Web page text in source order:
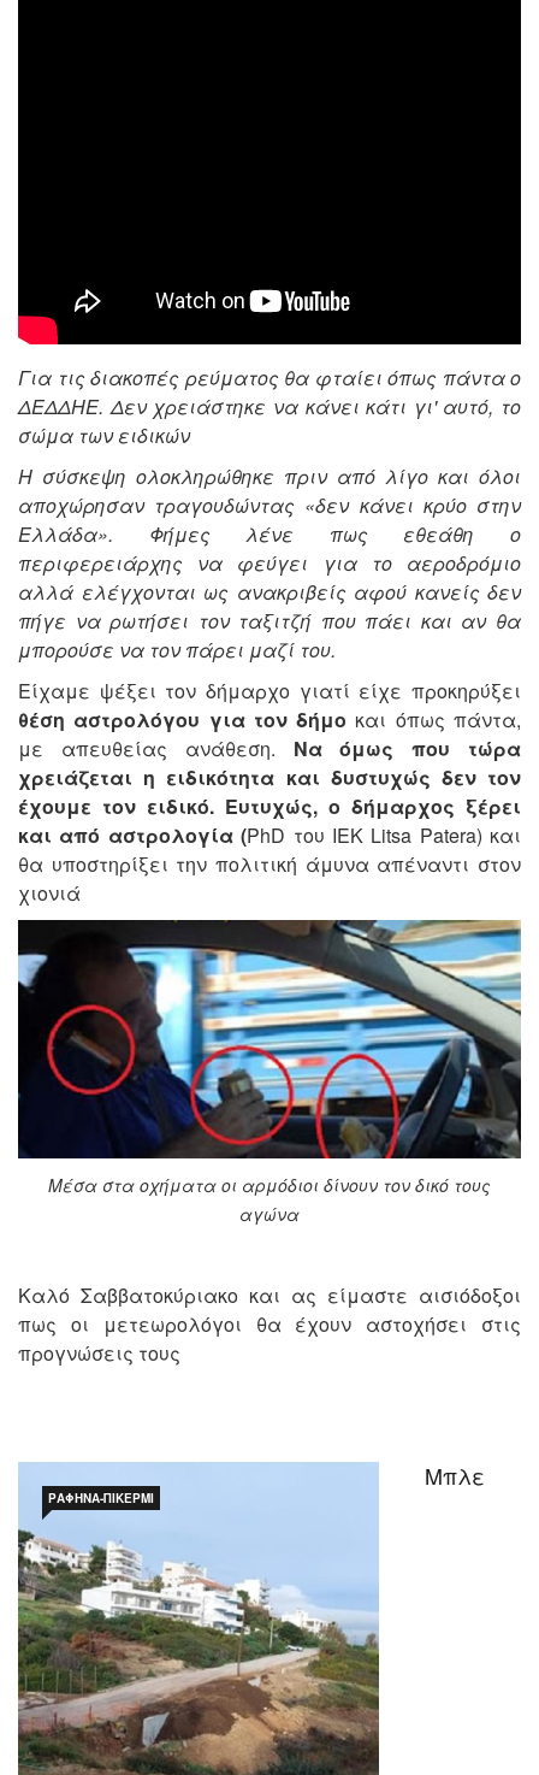
Για τις διακοπές ρεύματος θα φταίει όπως πάντα ο
ΔΕΔΔΗΕ. Δεν χρειάστηκε να κάνει κάτι γι' αυτό, το
σώμα των ειδικών
Η σύσκεψη ολοκληρώθηκε πριν από λίγο και όλοι
αποχώρησαν τραγουδώντας «δεν κάνει κρύο στην
Ελλάδα». Φήμες λένε πως εθεάθη ο
περιφερειάρχης να φεύγει για το αεροδρόμιο
αλλά ελέγχονται ως ανακριβείς αφού κανείς δεν
πήγε να ρωτήσει τον ταξιτζή που πάει και αν θα
μπορούσε να τον πάρει μαζί του.
Είχαμε ψέξει τον δήμαρχο γιατί είχε προκηρύξει
θέση αστρολόγου για τον δήμο και όπως πάντα,
με απευθείας ανάθεση. Να όμως που τώρα
χρειάζεται η ειδικότητα και δυστυχώς δεν τον
έχουμε τον ειδικό. Ευτυχώς, ο δήμαρχος ξέρει
και από αστρολογία (PhD του ΙΕΚ Litsa Patera) και
θα υποστηρίξει την πολιτική άμυνα απέναντι στον
χιονιά
Μέσα στα οχήματα οι αρμόδιοι δίνουν τον δικό τους
αγώνα
Καλό Σαββατοκύριακο και ας είμαστε αισιόδοξοι
πως οι μετεωρολόγοι θα έχουν αστοχήσει στις
προγνώσεις τους
ΡΑΦΉΝΑ-ΠΙΚΈΡΜΙ
Μπλε